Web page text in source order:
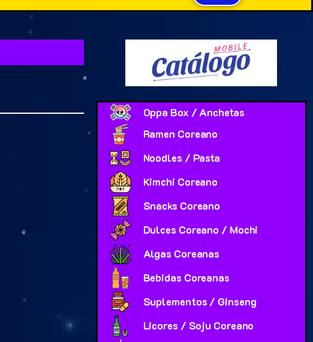
Oppa Box / Anchetas
Ramen Coreano
Noodles / Pasta
Kimchi Coreano
Snacks Coreano
Dulces Coreano / Mochi
Algas Coreanas
Bebidas Coreanas
Suplementos / Ginseng
Licores / Soju Coreano